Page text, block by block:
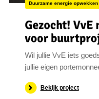
Duurzame energie
Gezocht! VvE
voor
Wil jullie VvE iets
jullie eigen
Bekijk project